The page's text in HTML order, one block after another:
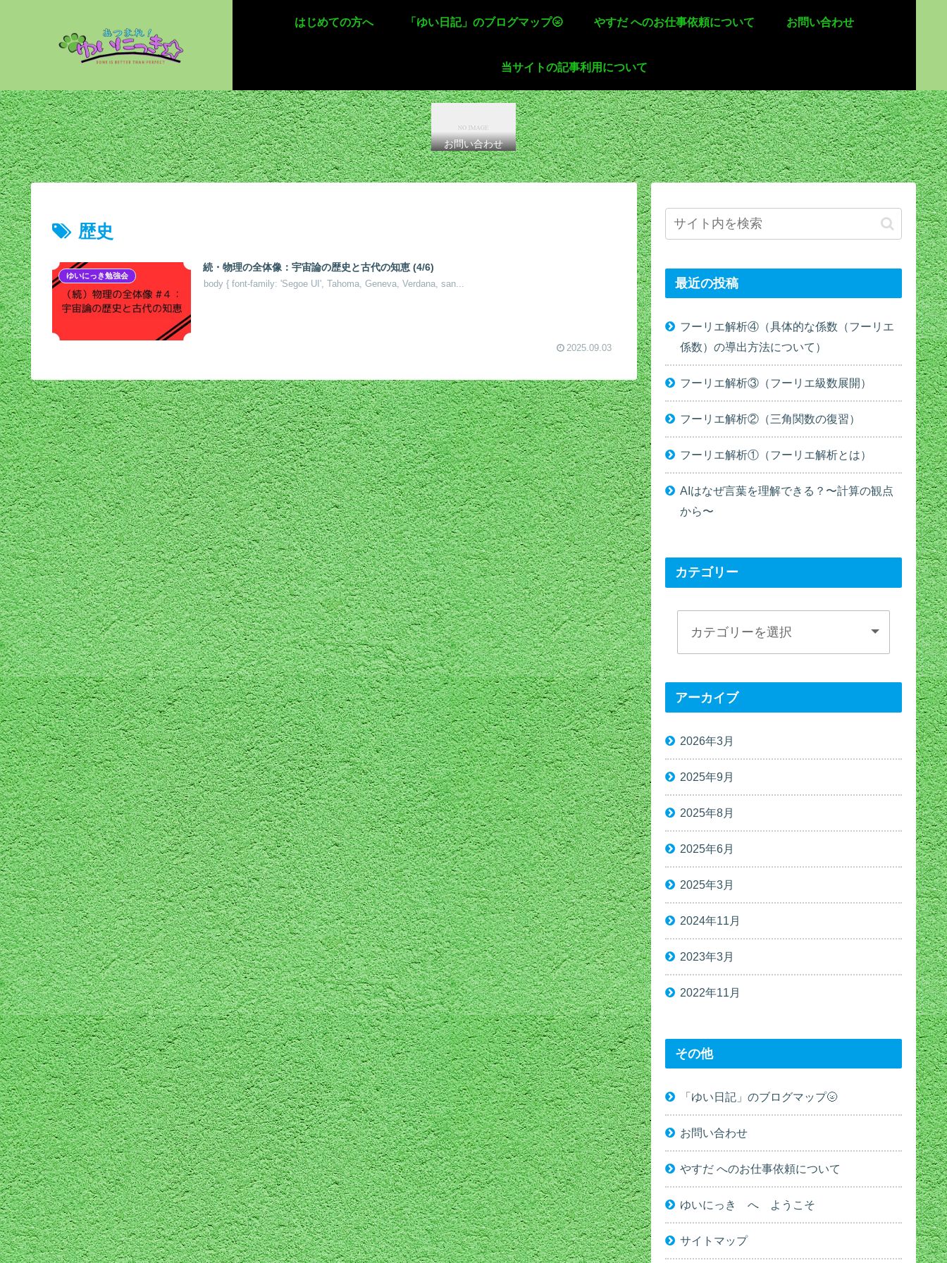
はじめての方へ 「ゆい日記」のブログマップ🌝 やすだ へのお仕事依頼について お問い合わせ
当サイトの記事利用について
お問い合わせ
歴史
ゆいにっき勉強会
続・物理の全体像：宇宙論の歴史と古代の知恵 (4/6)
body { font-family: 'Segoe UI', Tahoma, Geneva, Verdana, san...
2025.09.03
最近の投稿
フーリエ解析④（具体的な係数（フーリエ
係数）の導出方法について）
フーリエ解析③（フーリエ級数展開）
フーリエ解析②（三角関数の復習）
フーリエ解析①（フーリエ解析とは）
AIはなぜ言葉を理解できる？〜計算の観点
から〜
カテゴリー
アーカイブ
2026年3月
2025年9月
2025年8月
2025年6月
2025年3月
2024年11月
2023年3月
2022年11月
その他
「ゆい日記」のブログマップ🌝
お問い合わせ
やすだ へのお仕事依頼について
ゆいにっき へ ようこそ
サイトマップ